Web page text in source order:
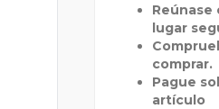
Reúnase
lugar
comprar.
Pague
artículo